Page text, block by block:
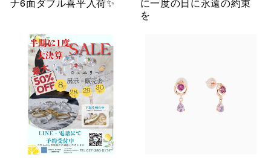
ナ6面ダブル喜平入荷✨
に一度の日に永遠の約束
を